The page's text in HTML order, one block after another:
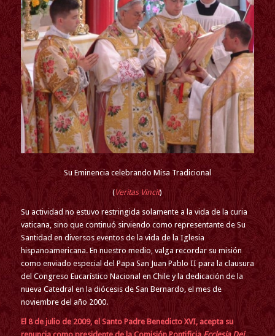
Su Eminencia celebrando Misa Tradicional
(Veritas Vincit)
Su actividad no estuvo restringida solamente a la vida de la curia
vaticana, sino que continuó sirviendo como representante de Su
Santidad en diversos eventos de la vida de la Iglesia
hispanoamericana. En nuestro medio, valga recordar su misión
como enviado especial del Papa San Juan Pablo II para la clausura
del Congreso Eucarístico Nacional en Chile y la dedicación de la
nueva Catedral en la diócesis de San Bernardo, el mes de
noviembre del año 2000.
El 8 de julio de 2009, el Santo Padre Benedicto XVI, acepta su